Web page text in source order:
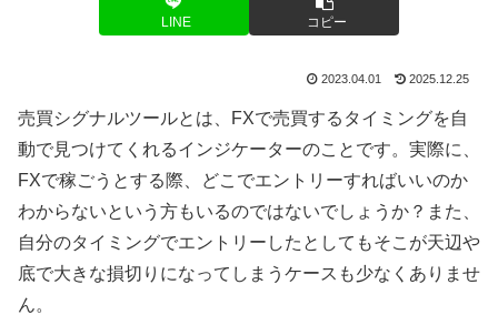
LINE コピー
2023.04.01 2025.12.25
売買シグナルツールとは、FXで売買するタイミングを自
動で見つけてくれるインジケーターのことです。実際に、
FXで稼ごうとする際、どこでエントリーすればいいのか
わからないという方もいるのではないでしょうか？また、
自分のタイミングでエントリーしたとしてもそこが天辺や
底で大きな損切りになってしまうケースも少なくありませ
ん。